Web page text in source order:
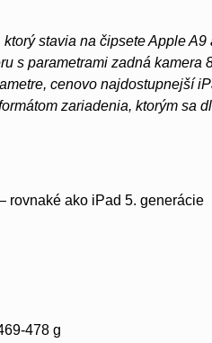
stavia na čipsete Apple
s parametrami zadná kamera
cenovo najdostupnejší
zariadenia, ktorým sa
rovnaké ako iPad 5. generácie
478 g